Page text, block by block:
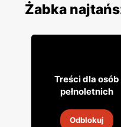
Żabka
3199
Napój alkoholowy
Treści dla osób
pełnoletnich
Odblokuj